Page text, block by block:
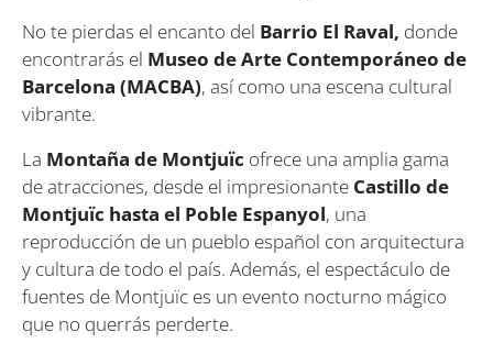
No te pierdas el encanto del Barrio El Raval, donde
encontrarás el Museo de Arte Contemporáneo de
Barcelona (MACBA), así como una escena cultural
vibrante.
La Montaña de Montjuïc ofrece una amplia gama
de atracciones, desde el impresionante Castillo de
Montjuïc hasta el Poble Espanyol, una
reproducción de un pueblo español con arquitectura
y cultura de todo el país. Además, el espectáculo de
fuentes de Montjuïc es un evento nocturno mágico
que no querrás perderte.